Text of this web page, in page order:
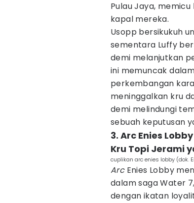
Pulau Jaya,
kapal mereka.
Usopp bersikukuh
sementara Luffy
demi melanjutkan
ini memuncak
perkembangan
meninggalkan kru
demi melindungi
sebuah keputusan
3. Arc Enies
Kru Topi Jerami
cuplikan arc enies lobby (dok.
ArcEnies Lobby
dalam saga Water
dengan ikatan